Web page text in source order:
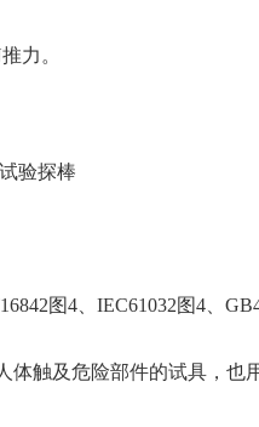
力。
验探棒
图4、IEC61032图4、
触及危险部件的试具，也